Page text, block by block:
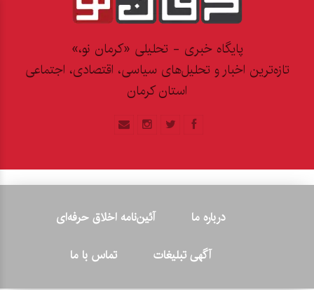
پایگاه خبری - تحلیلی «کرمان نو،»
تازه‌ترین اخبار و تحلیل‌های سیاسی، اقتصادی، اجتماعی
استان کرمان
درباره ما
آئین‌نامه اخلاق حرفه‌ای
آگهی تبلیغات
تماس با ما